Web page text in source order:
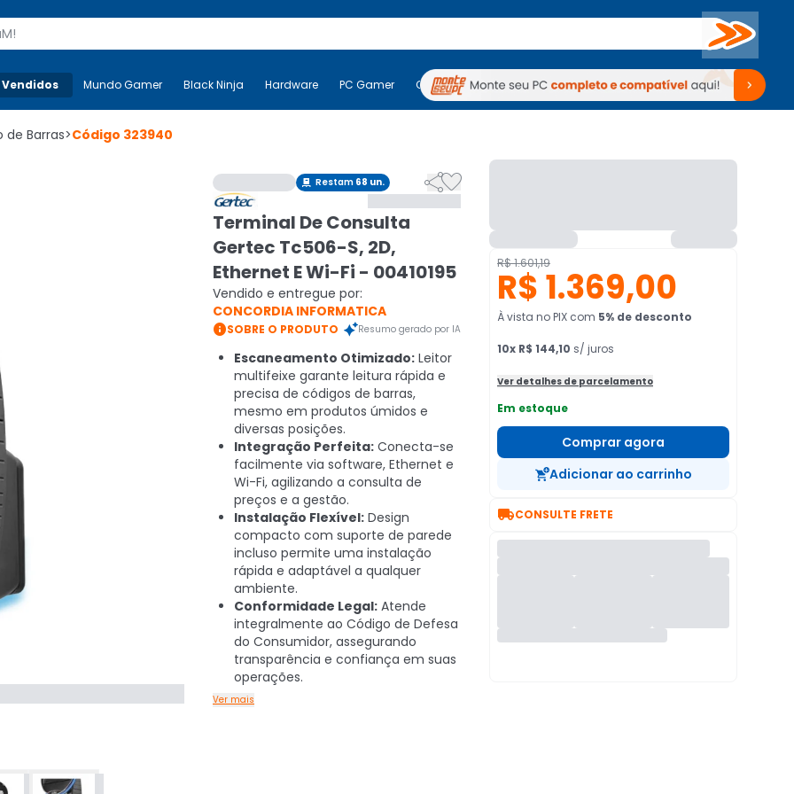
Buscar
Mais-v- Mundo Gamer Black Ninja Hardware PC Gamer Computadores Periféricos TV Venda no KaBuM!
Mundo Gamer Black Ninja Hardware PC Gamer Computadores Periféricos TV Venda no KaBuM!
de Barras>Código 323940
 Restam 68 un. 
Terminal De Consulta
Gertec Tc506-S, 2D,
Ethernet E Wi-Fi - 00410195
Vendido e entregue por:
CONCORDIA INFORMATICA
SOBRE O PRODUTO Resumo gerado por IA
Escaneamento Otimizado: Leitor
multifeixe garante leitura rápida e
precisa de códigos de barras,
mesmo em produtos úmidos e
diversas posições.
Integração Perfeita: Conecta-se
facilmente via software, Ethernet e
Wi-Fi, agilizando a consulta de
preços e a gestão.
Instalação Flexível: Design
compacto com suporte de parede
incluso permite uma instalação
rápida e adaptável a qualquer
ambiente.
Conformidade Legal: Atende
integralmente ao Código de Defesa
do Consumidor, assegurando
transparência e confiança em suas
operações.
Ver mais
R$ 1.601,19
R$ 1.369,00
À vista no PIX com 5% de desconto
10x R$ 144,10 s/ juros
Ver detalhes de parcelamento
Em estoque
Comprar agora
Adicionar ao carrinho
CONSULTE FRETE